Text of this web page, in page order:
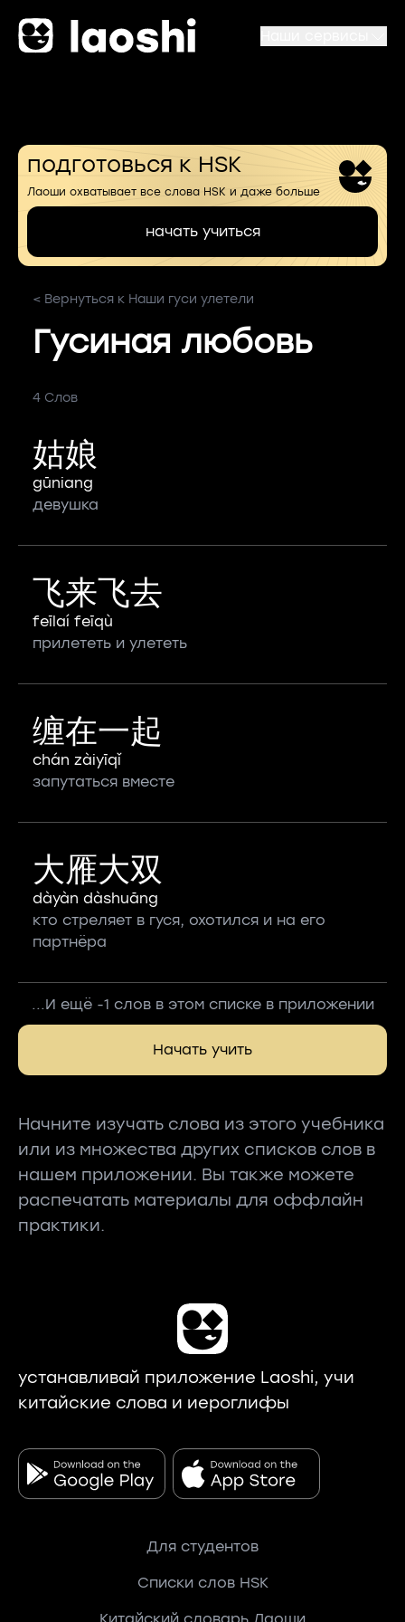
подготовься к HSK
Лаоши охватывает все слова HSK и даже больше
начать учиться
< Вернуться к Наши гуси улетели
Гусиная любовь
4 Слов
姑娘
gūniang
девушка
飞来飞去
feīlaí feīqù
прилететь и улететь
缠在一起
chán zàiyīqǐ
запутаться вместе
大雁大双
dàyàn dàshuāng
кто стреляет в гуся, охотился и на его
партнёра
...И ещё -1 слов в этом списке в приложении
Начать учить
Начните изучать слова из этого учебника
или из множества других списков слов в
нашем приложении. Вы также можете
распечатать материалы для оффлайн
практики.
устанавливай приложение Laoshi, учи
китайские слова и иероглифы
Для студентов
Списки слов HSK